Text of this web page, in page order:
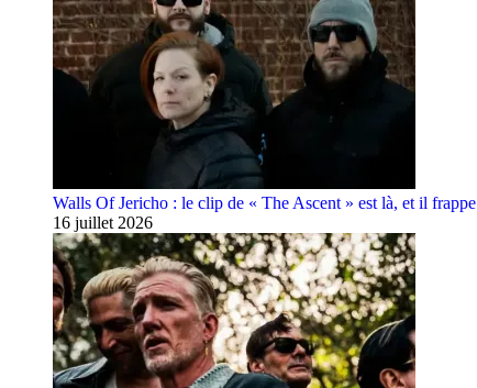
Walls Of Jericho : le clip de « The Ascent » est là, et il
16 juillet 2026